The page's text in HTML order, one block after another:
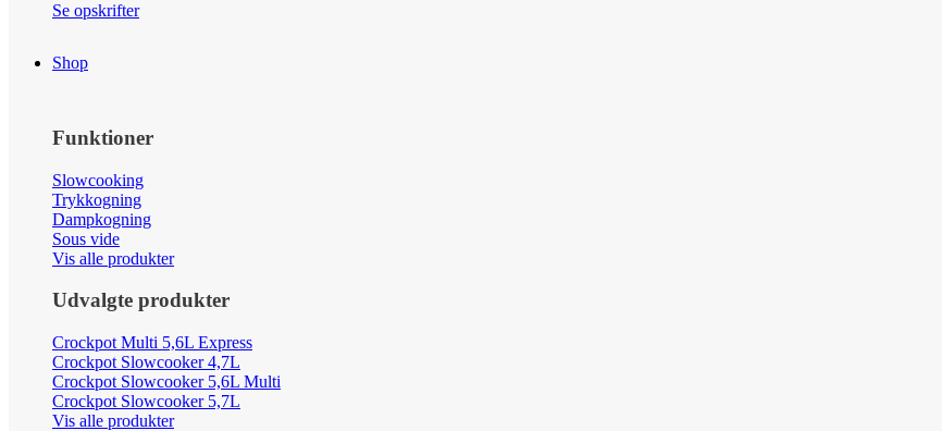
Se opskrifter
Shop
Funktioner
Slowcooking
Trykkogning
Dampkogning
Sous vide
Vis alle produkter
Udvalgte produkter
Crockpot Multi 5,6L Express
Crockpot Slowcooker 4,7L
Crockpot Slowcooker 5,6L Multi
Crockpot Slowcooker 5,7L
Vis alle produkter